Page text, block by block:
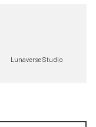
Lunaverse Studio